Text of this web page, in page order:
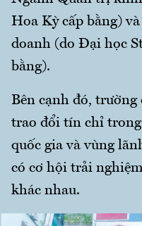
Hoa Kỳ cấp bằng)
doanh (do Đại học
bằng).
Bên cạnh đó,
trao đổi tín chỉ trong
quốc gia và vùng
có cơ hội trải
khác nhau.